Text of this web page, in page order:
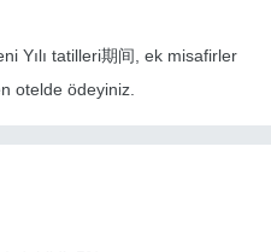
Yılı tatilleri期间, ek misafirler
otelde ödeyiniz.